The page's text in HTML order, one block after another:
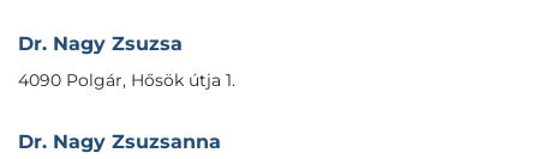
Dr. Nagy Zsuzsa
4090 Polgár, Hősök útja 1.
Dr. Nagy Zsuzsanna